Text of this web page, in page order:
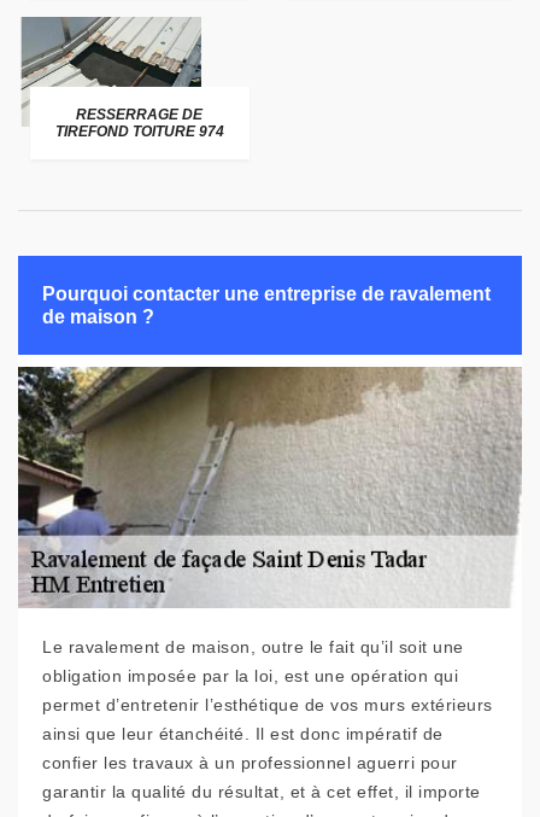
RESSERRAGE DE
TIREFOND TOITURE 974
Pourquoi contacter une entreprise de ravalement
de maison ?
Le ravalement de maison, outre le fait qu’il soit une
obligation imposée par la loi, est une opération qui
permet d’entretenir l’esthétique de vos murs extérieurs
ainsi que leur étanchéité. Il est donc impératif de
confier les travaux à un professionnel aguerri pour
garantir la qualité du résultat, et à cet effet, il importe